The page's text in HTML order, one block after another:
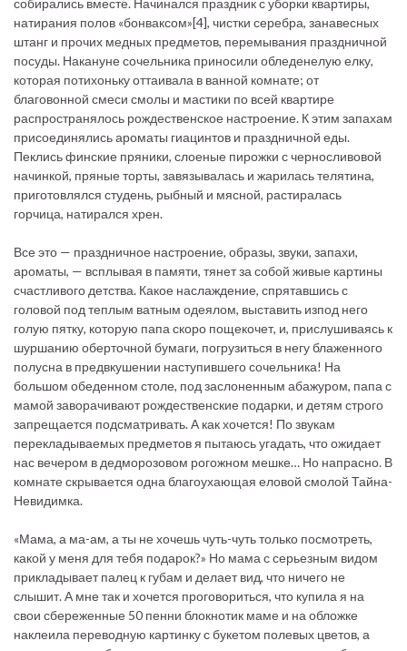
натирания полов «бонваксом»[4], чистки серебра, занавесных
штанг и прочих медных предметов, перемывания праздничной
посуды. Накануне сочельника приносили обледенелую елку,
которая потихоньку оттаивала в ванной комнате; от
благовонной смеси смолы и мастики по всей квартире
распространялось рождественское настроение. К этим запахам
присоединялись ароматы гиацинтов и праздничной еды.
Пеклись финские пряники, слоеные пирожки с черносливовой
начинкой, пряные торты, завязывалась и жарилась телятина,
приготовлялся студень, рыбный и мясной, растиралась
горчица, натирался хрен.
Все это — праздничное настроение, образы, звуки, запахи,
ароматы, — всплывая в памяти, тянет за собой живые картины
счастливого детства. Какое наслаждение, спрятавшись с
головой под теплым ватным одеялом, выставить изпод него
голую пятку, которую папа скоро пощекочет, и, прислушиваясь к
шуршанию оберточной бумаги, погрузиться в негу блаженного
полусна в предвкушении наступившего сочельника! На
большом обеденном столе, под заслоненным абажуром, папа с
мамой заворачивают рождественские подарки, и детям строго
запрещается подсматривать. А как хочется! По звукам
перекладываемых предметов я пытаюсь угадать, что ожидает
нас вечером в дедморозовом рогожном мешке… Но напрасно. В
комнате скрывается одна благоухающая еловой смолой Тайна-
Невидимка.
«Мама, а ма-ам, а ты не хочешь чуть-чуть только посмотреть,
какой у меня для тебя подарок?» Но мама с серьезным видом
прикладывает палец к губам и делает вид, что ничего не
слышит. А мне так и хочется проговориться, что купила я на
свои сбереженные 50 пенни блокнотик маме и на обложке
наклеила переводную картинку с букетом полевых цветов, а